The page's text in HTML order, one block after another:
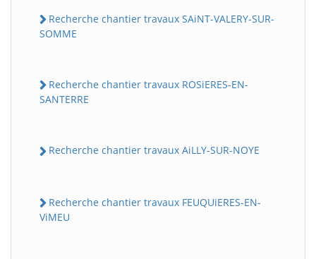
Recherche chantier travaux SAiNT-VALERY-SUR-
SOMME
Recherche chantier travaux ROSiERES-EN-
SANTERRE
Recherche chantier travaux AiLLY-SUR-NOYE
Recherche chantier travaux FEUQUiERES-EN-
ViMEU